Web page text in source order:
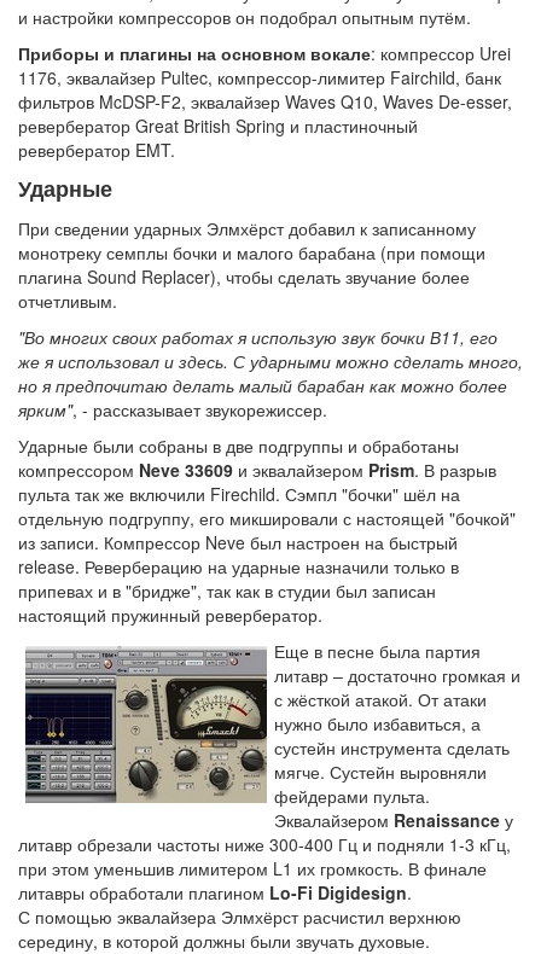
и настройки компрессоров он подобрал опытным путём.
Приборы и плагины на основном вокале: компрессор Urei
1176, эквалайзер Pultec, компрессор-лимитер Fairchild, банк
фильтров McDSP-F2, эквалайзер Waves Q10, Waves De-esser,
ревербератор Great British Spring и пластиночный
ревербератор EMT.
Ударные
При сведении ударных Элмхёрст добавил к записанному
монотреку семплы бочки и малого барабана (при помощи
плагина Sound Replacer), чтобы сделать звучание более
отчетливым.
"Во многих своих работах я использую звук бочки В11, его
же я использовал и здесь. С ударными можно сделать много,
но я предпочитаю делать малый барабан как можно более
ярким", - рассказывает звукорежиссер.
Ударные были собраны в две подгруппы и обработаны
компрессором Neve 33609 и эквалайзером Prism. В разрыв
пульта так же включили Firechild. Сэмпл "бочки" шёл на
отдельную подгруппу, его микшировали с настоящей "бочкой"
из записи. Компрессор Neve был настроен на быстрый
release. Реверберацию на ударные назначили только в
припевах и в "бридже", так как в студии был записан
настоящий пружинный ревербератор.
Еще в песне была партия
литавр – достаточно громкая и
с жёсткой атакой. От атаки
нужно было избавиться, а
сустейн инструмента сделать
мягче. Сустейн выровняли
фейдерами пульта.
Эквалайзером Renaissance у
литавр обрезали частоты ниже 300-400 Гц и подняли 1-3 кГц,
при этом уменьшив лимитером L1 их громкость. В финале
литавры обработали плагином Lo-Fi Digidesign.
С помощью эквалайзера Элмхёрст расчистил верхнюю
середину, в которой должны были звучать духовые.